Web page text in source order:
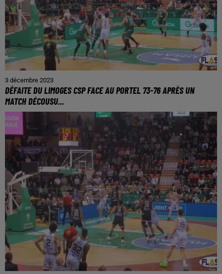
3 décembre 2023
DÉFAITE DU LIMOGES CSP FACE AU PORTEL 73-76 APRÈS UN
MATCH DÉCOUSU...